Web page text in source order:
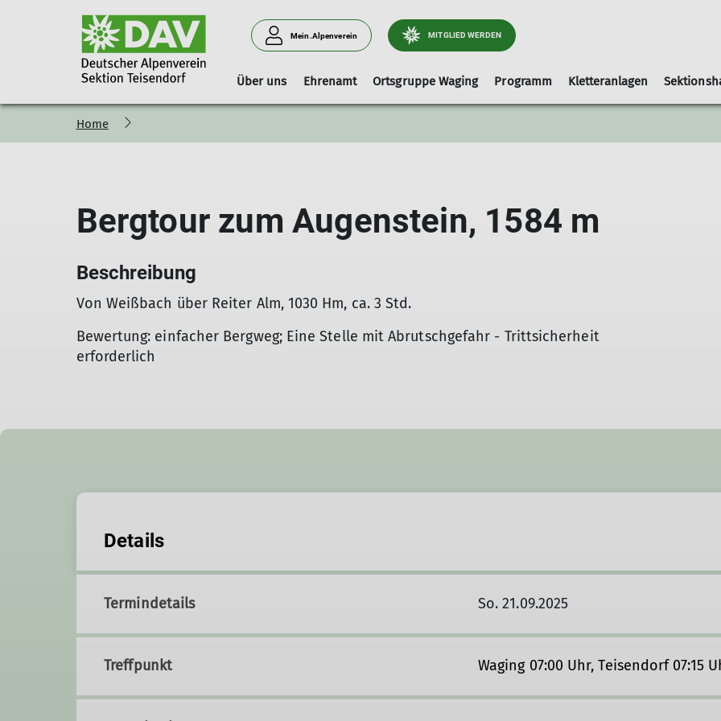
Mein.Alpenverein MITGLIED WERDEN
Über uns
Vorstand Geschäftsstelle Mitgliedschaft Arbeitsgebiet Wege Tourenleiter Artikel und Berichte
Ehrenamt Ortsgruppe Waging
Vorstandschaft Leihausrüstung
Programm
Hinweise Ausrüstungslisten
Kletteranlagen
Boulderhalle Teisendorf Kletterhalle-Waging
Kinderklettern
Home
Bergtour zum Augenstein, 1584 m
Beschreibung
Von Weißbach über Reiter Alm, 1030 Hm, ca. 3 Std.
Bewertung: einfacher Bergweg; Eine Stelle mit Abrutschgefahr - Trittsicherheit
erforderlich
Details
Termindetails So. 21.09.2025
Treffpunkt Waging 07:00 Uhr, Teisendorf 07:15